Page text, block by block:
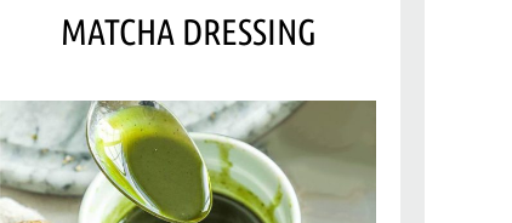
MATCHA DRESSING